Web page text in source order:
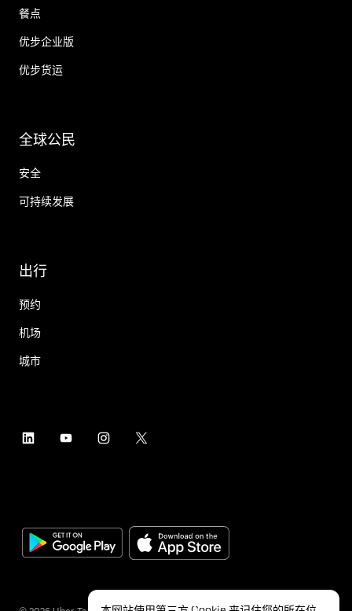
餐点
优步企业版
优步货运
全球公民
安全
可持续发展
出行
预约
机场
城市